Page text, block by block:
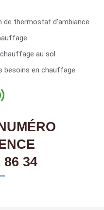
de thermostat d'ambiance
au sol
besoins en chauffage.
86 34